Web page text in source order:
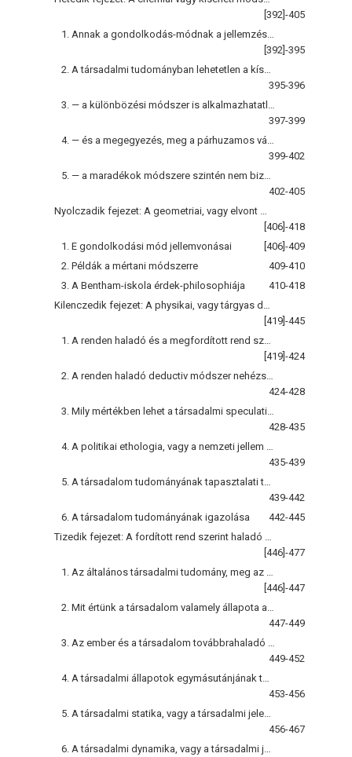
[392]-405
[392]-395
395-396
397-399
399-402
402-405
[406]-418
1. E gondolkodási mód jellemvonásai
[406]-409
2. Példák a mértani módszerre
409-410
3. A Bentham-iskola érdek-philosophiája
410-418
[419]-445
[419]-424
424-428
428-435
435-439
439-442
6. A társadalom tudományának igazolása
442-445
[446]-477
[446]-447
447-449
449-452
453-456
456-467